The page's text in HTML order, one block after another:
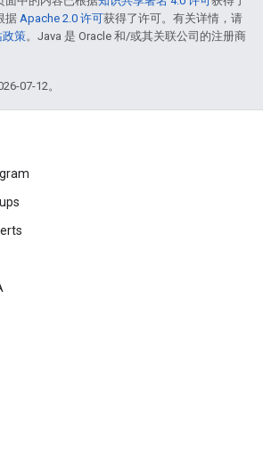
据 Apache 2.0 许可获得了许可。有关详情，请
政策。Java 是 Oracle 和/或其关联公司的注册商
07-12。